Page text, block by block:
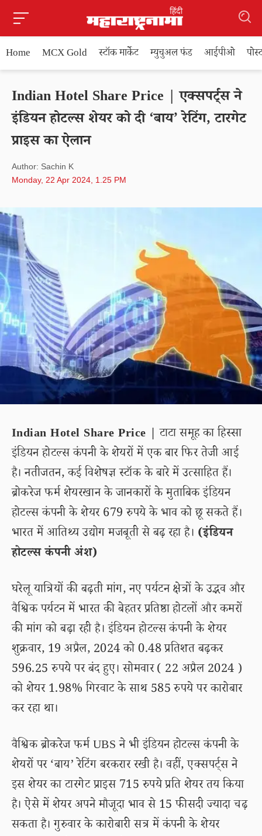
Home MCX Gold स्टॉक मार्केट म्युचुअल फंड आईपीओ
Indian Hotel Share Price | एक्सपर्ट्स ने
इंडियन होटल्स शेयर को दी ‘बाय’ रेटिंग, टारगेट
प्राइस का ऐलान
Author: Sachin K
Monday, 22 Apr 2024, 1.25 PM
Indian Hotel Share Price | टाटा समूह का हिस्सा
इंडियन होटल्स कंपनी के शेयरों में एक बार फिर तेजी आई
है। नतीजतन, कई विशेषज्ञ स्टॉक के बारे में उत्साहित हैं।
ब्रोकरेज फर्म शेयरखान के जानकारों के मुताबिक इंडियन
होटल्स कंपनी के शेयर 679 रुपये के भाव को छू सकते हैं।
भारत में आतिथ्य उद्योग मजबूती से बढ़ रहा है। (इंडियन
होटल्स कंपनी अंश)
घरेलू यात्रियों की बढ़ती मांग, नए पर्यटन क्षेत्रों के उद्भव और
वैश्विक पर्यटन में भारत की बेहतर प्रतिष्ठा होटलों और कमरों
की मांग को बढ़ा रही है। इंडियन होटल्स कंपनी के शेयर
शुक्रवार, 19 अप्रैल, 2024 को 0.48 प्रतिशत बढ़कर
596.25 रुपये पर बंद हुए। सोमवार ( 22 अप्रैल 2024 )
को शेयर 1.98% गिरवाट के साथ 585 रुपये पर कारोबार
कर रहा था।
वैश्विक ब्रोकरेज फर्म UBS ने भी इंडियन होटल्स कंपनी के
शेयरों पर ‘बाय’ रेटिंग बरकरार रखी है। वहीं, एक्सपर्ट्स ने
इस शेयर का टारगेट प्राइस 715 रुपये प्रति शेयर तय किया
है। ऐसे में शेयर अपने मौजूदा भाव से 15 फीसदी ज्यादा चढ़
सकता है। गुरुवार के कारोबारी सत्र में कंपनी के शेयर